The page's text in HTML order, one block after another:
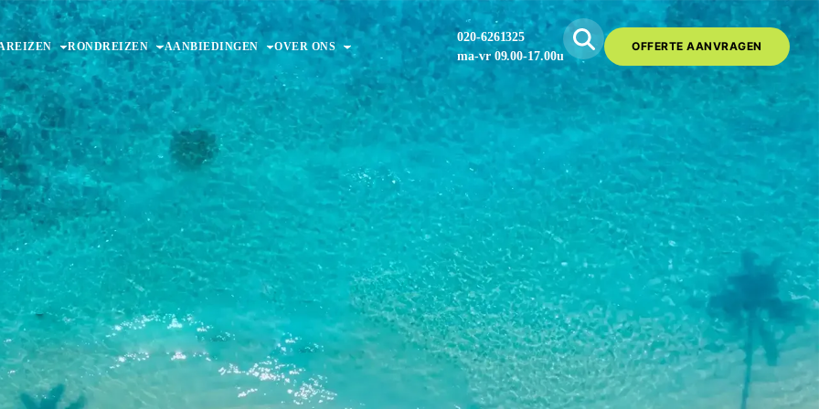
RONDREIZEN AANBIEDINGEN OVER ONS
020-6261325
ma-vr 09.00-17.00u
OFFERTE AANVRAGEN